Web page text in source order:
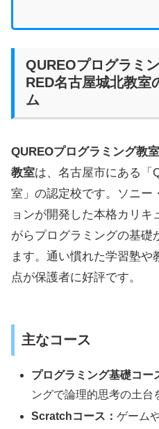
QUREOプログラミ
RED名古屋城北教室
ム
QUREOプログラミング教
教室は、名古屋市にある「
室」の認定校です。ソニー
ョンが開発した本格カリ
がらプログラミングの基礎
ます。通い慣れた学習塾や
点が保護者に好評です。
主なコース
プログラミング基礎コー
ングで論理的思考の土台
Scratchコース：ゲーム